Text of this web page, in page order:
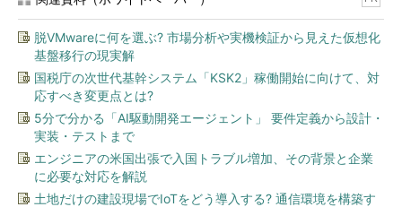
脱VMwareに何を選ぶ? 市場分析や実機検証から見えた仮想化
基盤移行の現実解
国税庁の次世代基幹システム「KSK2」稼働開始に向けて、対
応すべき変更点とは?
5分で分かる「AI駆動開発エージェント」 要件定義から設計・
実装・テストまで
エンジニアの米国出張で入国トラブル増加、その背景と企業
に必要な対応を解説
土地だけの建設現場でIoTをどう導入する? 通信環境を構築す